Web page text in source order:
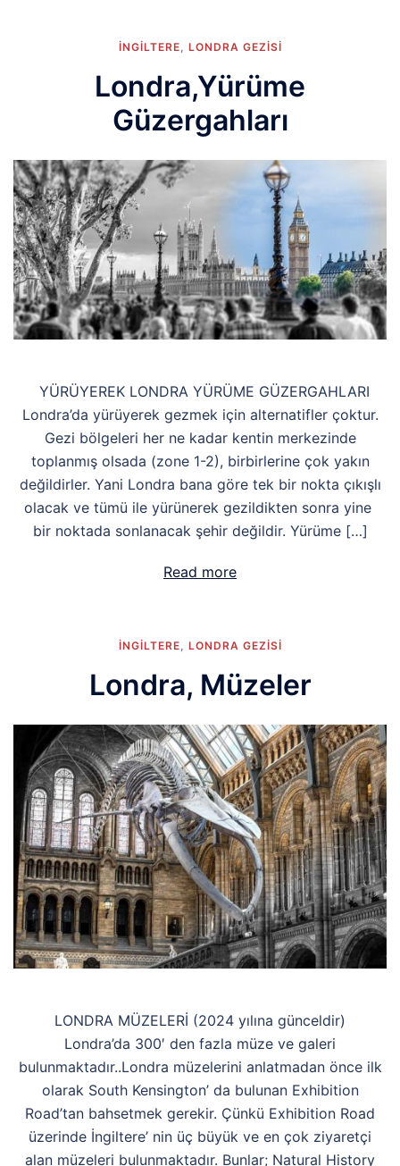
İNGİLTERE, LONDRA GEZISI
Londra,Yürüme
Güzergahları
YÜRÜYEREK LONDRA YÜRÜME GÜZERGAHLARI
Londra’da yürüyerek gezmek için alternatifler çoktur.
Gezi bölgeleri her ne kadar kentin merkezinde
toplanmış olsada (zone 1-2), birbirlerine çok yakın
değildirler. Yani Londra bana göre tek bir nokta çıkışlı
olacak ve tümü ile yürünerek gezildikten sonra yine
bir noktada sonlanacak şehir değildir. Yürüme […]
Read more
İNGİLTERE, LONDRA GEZISI
Londra, Müzeler
LONDRA MÜZELERİ (2024 yılına günceldir)
Londra’da 300′ den fazla müze ve galeri
bulunmaktadır..Londra müzelerini anlatmadan önce ilk
olarak South Kensington’ da bulunan Exhibition
Road’tan bahsetmek gerekir. Çünkü Exhibition Road
üzerinde İngiltere’ nin üç büyük ve en çok ziyaretçi
alan müzeleri bulunmaktadır. Bunlar; Natural History